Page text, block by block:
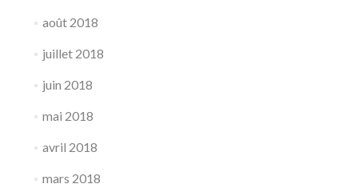
août 2018
juillet 2018
juin 2018
mai 2018
avril 2018
mars 2018